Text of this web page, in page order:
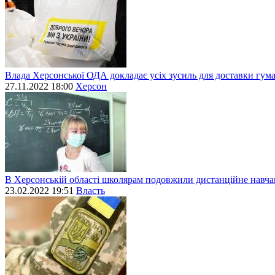
Влада Херсонської ОДА докладає усіх зусиль для доставки
27.11.2022 18:00 Херсон
В Херсонській області школярам подовжили дистанційне
23.02.2022 19:51 Власть